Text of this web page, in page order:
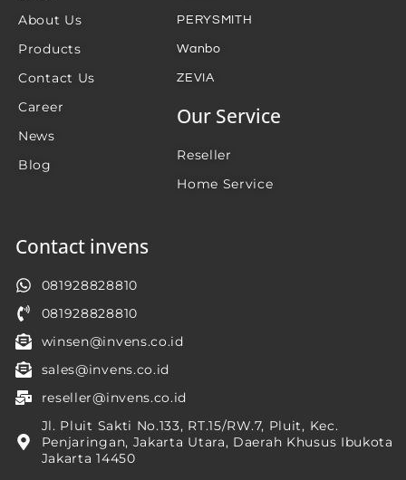
About Us
Products
Contact Us
Career
News
Blog
PERYSMITH
Wanbo
ZEVIA
Our Service
Reseller
Home Service
Contact invens
081928828810
081928828810
winsen@invens.co.id
sales@invens.co.id
reseller@invens.co.id
Jl. Pluit Sakti No.133, RT.15/RW.7, Pluit, Kec.
Penjaringan, Jakarta Utara, Daerah Khusus Ibukota
Jakarta 14450